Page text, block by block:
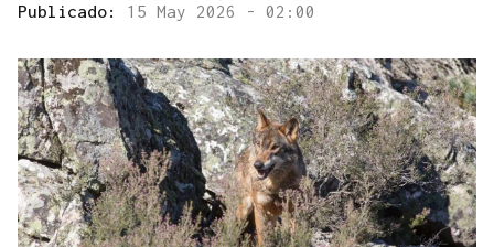
Publicado: 15 May 2026 - 02:00